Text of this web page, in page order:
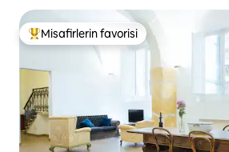
Misafirlerin favorilerinden en
Misafirlerin favorisi